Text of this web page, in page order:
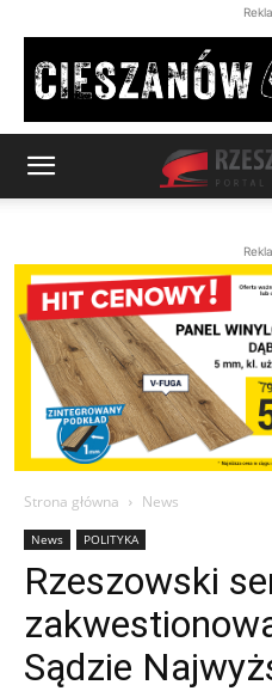
Strona główna News
News POLITYKA
Rzeszowski
Sądzie